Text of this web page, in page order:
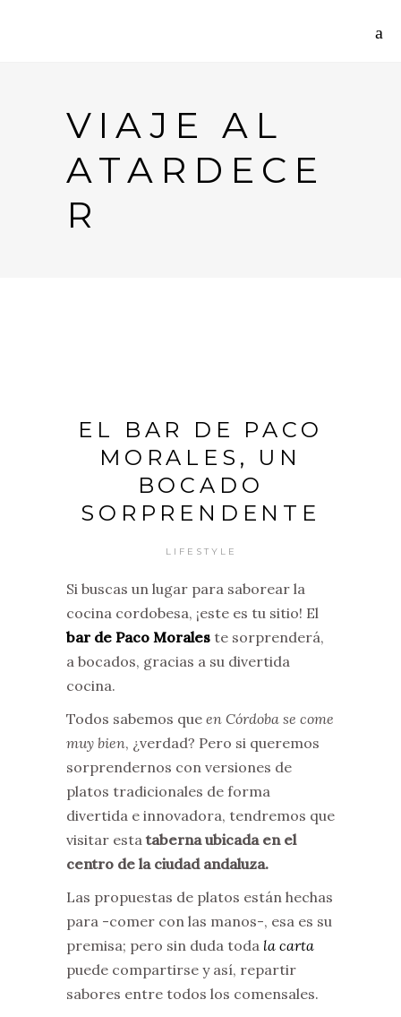
VIAJE AL
ATARDECE
R
EL BAR DE PACO
MORALES, UN
BOCADO
SORPRENDENTE
LIFESTYLE
Si buscas un lugar para saborear la
cocina cordobesa, ¡este es tu sitio! El
bar de Paco Morales te sorprenderá,
a bocados, gracias a su divertida
cocina.
Todos sabemos que en Córdoba se come
muy bien, ¿verdad? Pero si queremos
sorprendernos con versiones de
platos tradicionales de forma
divertida e innovadora, tendremos que
visitar esta taberna ubicada en el
centro de la ciudad andaluza.
Las propuestas de platos están hechas
para -comer con las manos-, esa es su
premisa; pero sin duda toda la carta
puede compartirse y así, repartir
sabores entre todos los comensales.